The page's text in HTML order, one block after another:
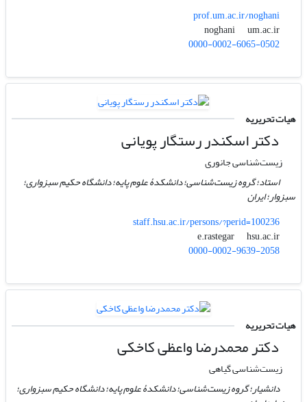
prof.um.ac.ir/noghani
noghani
um.ac.ir
0000-0002-6065-0502
هیات تحریریه
دکتر اسکندر رستگار پویانی
زیست‌شناسی جانوری
استاد؛ گروه زیست‌شناسی؛ دانشکدۀ علوم پایه؛ دانشگاه حکیم سبزواری؛
سبزوار؛ ایران
staff.hsu.ac.ir/persons/?perid=100236
e.rastegar
hsu.ac.ir
0000-0002-9639-2058
هیات تحریریه
دکتر محمدرضا واعظی کاخکی
زیست‌شناسی گیاهی
دانشیار؛ گروه زیست‌شناسی؛ دانشکدۀ علوم پایه؛ دانشگاه حکیم سبزواری؛